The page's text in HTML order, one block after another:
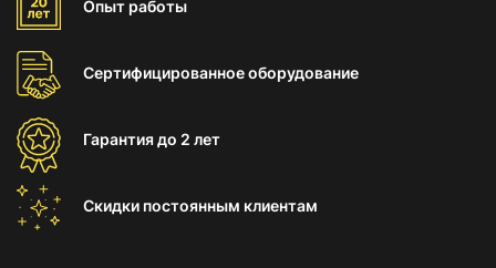
Опыт работы
Сертифицированноеоборудование
Гарантиядо 2 лет
Скидки постоянным клиентам